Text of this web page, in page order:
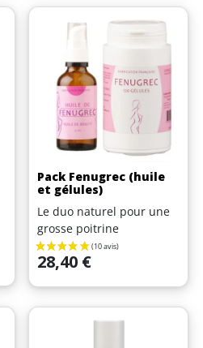
Pack Fenugrec (huile
et gélules)
Le duo naturel pour une
grosse poitrine
Prix
28,40 €